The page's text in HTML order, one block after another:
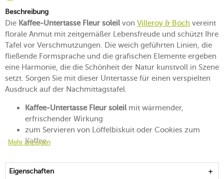
Beschreibung
Die Kaffee-Untertasse Fleur soleilvon Villeroy & Boch vereint
florale Anmut mit zeitgemäßer Lebensfreude und schützt Ihre
Tafel vor Verschmutzungen. Die weich geführten Linien, die
fließende Formsprache und die grafischen Elemente ergeben
eine Harmonie, die die Schönheit der Natur kunstvoll in Szene
setzt. Sorgen Sie mit dieser Untertasse für einen verspielten
Ausdruck auf der Nachmittagstafel.
Kaffee-Untertasse Fleur soleilmit wärmender,
erfrischender Wirkung
zum Servieren von Löffelbiskuit oder Cookies zum
Kaffee
kombinieren
Mehr anzeigen
Eigenschaften